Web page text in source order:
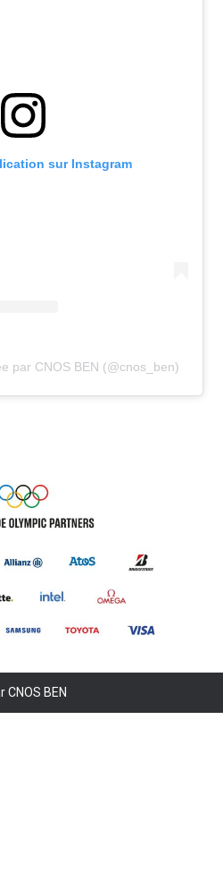
sur Instagram
par CNOS BEN (@cnos_ben)
BEN